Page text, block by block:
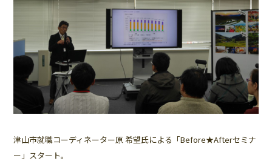
津山市就職コーディネーター原 希望氏による「Before★Afterセミナ
ー」スタート。